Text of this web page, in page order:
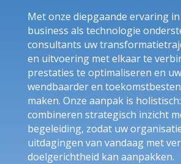
Met onze diepgaande ervaring
business als technologie
consultants uw
en uitvoering met elkaar te
prestaties te optimaliseren en
wendbaarder en
maken. Onze aanpak is
combineren strategisch inzicht
begeleiding, zodat uw
uitdagingen van vandaag met
doelgerichtheid kan aanpakken.